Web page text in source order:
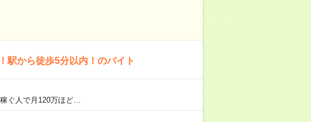
駅から徒歩5分以内！のバイト
ぐ人で月120万ほど…